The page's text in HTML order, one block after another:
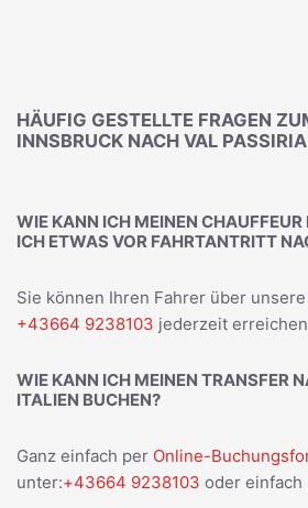
HÄUFIG GESTELLTE FRAGEN
INNSBRUCK NACH VAL
WIE KANN ICH MEINEN CHAUFFEUR
ICH ETWAS VOR FAHRTANTRITT
Sie können Ihren Fahrer über
+43664 9238103 jederzeit
WIE KANN ICH MEINEN TRANSFER
ITALIEN BUCHEN?
Ganz einfach per Online-
unter:+43664 9238103 oder einfach